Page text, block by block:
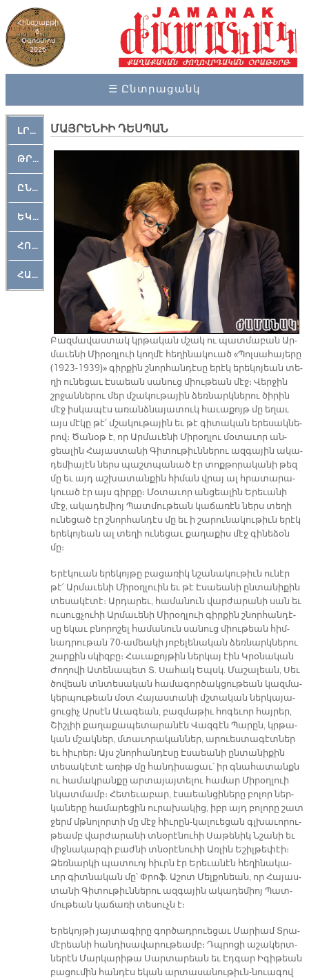
Հինգշաբթի
6,
Օգոստոս
2026
☰ Ընտրացանկ
ԼՐԱՀՈՍ
ԹՐՔԱՀԱՅ ԿԵԱՆՔ
ԸՆԿԵՐԱՄՇԱԿՈՒԹԱՅԻՆ
ԵԿԵՂԵՑԱԿԱՆ
ՀՈԳԵՄՏԱՒՈՐ
ՀԱՐԹԱԿ
ՄԱՅՐԵՆԻԻ ԴԵՍՊԱՆ
Բազ­մա­վաս­տակ կրթա­կան մշակ ու պատ­մա­բան Ար­
մա­ւե­նի Մի­րօղ­լուի կող­մէ հե­ղի­նա­կուած «Պոլ­սա­հա­յե­րը
(1923-1939)» գիր­քին շնոր­հան­դէ­սը ե­րէկ ե­րե­կո­յեան տե­
ղի ու­նե­ցաւ Է­սաեան սա­նուց միու­թեան մէջ։ Վեր­ջին
շրջան­նե­րու մեր մշա­կու­թա­յին ձեռ­նարկ­նե­րու ծի­րին
մէջ իս­կա­պէս ա­ռանձ­նա­յա­տուկ հա­ւա­քոյթ մը ե­ղաւ
այս մէ­կը թէ՛ մշա­կու­թա­յին եւ թէ գի­տա­կան ե­րե­սակ­նե­
րով։ Ծա­նօթ է, որ Ար­մա­ւե­նի Մի­րօղ­լու մօ­տա­ւոր ան­
ցեա­լին Հա­յաս­տա­նի Գի­տու­թիւն­նե­րու ազ­գա­յին ա­կա­
դե­միա­յէն ներս պաշտ­պա­նած էր տոք­թո­րա­կա­նի թեզ
մը եւ այդ աշ­խա­տան­քին հի­ման վրայ ալ հրա­տա­րա­
կուած էր այս գիր­քը։ Մօ­տա­ւոր ան­ցեա­լին Ե­րե­ւա­նի
մէջ, ա­կա­դե­միոյ Պատ­մու­թեան կա­ճա­ռէն ներս տե­ղի
ու­նե­ցած էր շնոր­հան­դէս մը եւ ի շա­րու­նա­կու­թիւն ե­րէկ
ե­րե­կո­յեան ալ տե­ղի ու­նե­ցաւ քա­ղա­քիս մէջ գի­նե­ձօն
մը։
Ե­րէ­կուան ե­րե­կոյ­թը բա­ցա­ռիկ նշա­նա­կու­թիւն ու­նէր
թէ՛ Ար­մա­ւե­նի Մի­րօղ­լուին եւ թէ Է­սաեա­նի ըն­տա­նի­քին
տե­սա­կէ­տէ։ Ար­դա­րեւ, հա­մա­նուն վար­ժա­րա­նի սան եւ
ու­սուց­չու­հի Ար­մա­ւե­նի Մի­րօղ­լուի գիր­քին շնոր­հան­դէ­
սը ե­կաւ բնո­րո­շել հա­մա­նուն սա­նուց միու­թեան հիմ­
նադ­րու­թան 70-ա­մեա­կի յո­բե­լե­նա­կան ձեռ­նարկ­նե­րու
շար­քին սկիզ­բը։ Հա­ւա­քոյ­թին ներ­կայ էին Կրօ­նա­կան
Ժո­ղո­վի Ա­տե­նա­պետ Տ. Սա­հակ Եպսկ. Մա­շա­լեան, Սեւ
ծո­վեան տնտե­սա­կան հա­մա­գոր­ծակ­ցու­թեան կազ­մա­
կեր­պու­թեան մօտ Հա­յաս­տա­նի մշտա­կան ներ­կա­յա­
ցու­ցիչ Ար­սէն Ա­ւա­գեան, բազ­մա­թիւ հո­գե­ւոր հայ­րեր,
Շիշ­լիի քա­ղա­քա­պե­տա­րա­նէն Վազ­գէն Պա­րըն, կրթա­
կան մշակ­ներ, մտա­ւո­րա­կան­ներ, ա­րուես­տա­գէտ­ներ
եւ հիւ­րեր։ Այս շնոր­հան­դէ­սը Է­սաեա­նի ըն­տա­նի­քին
տե­սա­կէ­տէ ա­ռիթ մը հան­դի­սա­ցաւ՝ իր գնա­հա­տանքն
ու հա­մակ­րան­քը ար­տա­յայ­տե­լու հա­մար Մի­րօղ­լուի
նկատ­մամբ։ Հե­տե­ւա­բար, է­սաեան­ցի­նե­րը բո­լոր ներ­
կա­նե­րը հա­մա­րե­ցին ու­րա­խա­կից, իբր այդ բո­լո­րը շատ
ջերմ մթնո­լոր­տի մը մէջ հիւ­րըն­-կալուե­ցան գլխա­ւո­րու­
թեամբ վար­ժա­րա­նի տնօ­րէ­նու­հի Սա­թե­նիկ Նշա­նի եւ
միջ­նա­կար­գի բաժ­նի տնօ­րէ­նու­հի Առ­լին Ե­շիլ­թե­փէի։
Ձեռ­նար­կի պա­տուոյ հիւրն էր Ե­րե­ւա­նէն հե­ղի­նա­կա­
ւոր գիտ­նա­կան մը՝ Փրոֆ. Ա­շոտ Մել­քո­նեան, որ Հա­յաս­
տա­նի Գի­տու­թիւն­նե­րու ազ­գա­յին ա­կա­դե­միոյ Պատ­
մու­թեան կա­ճա­ռի տե­սուչն է։
Ե­րե­կոյ­թի յայ­տա­գի­րը գոր­ծադ­րուե­ցաւ Մա­րիամ Տրա­
մէ­րեա­նի հան­դի­սա­վա­րու­թեամբ։ Դպրո­ցի ա­շա­կերտ­
նե­րէն Մար­կա­րի­թա Սար­տա­րեան եւ Էդ­գար Ի­գի­թեան
բա­ցու­մին հան­դէս ե­կան ար­տա­սա­նու­թիւն-նուա­գով